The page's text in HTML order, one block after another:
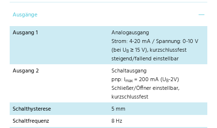
Ausgänge
Ausgang 1
Analogausgang
Strom: 4-20 mA / Spannung: 0-10 V
(bei UB ≥ 15 V), kurzschlussfest
steigend/fallend einstellbar
Ausgang 2
Schaltausgang
pnp: Imax = 200 mA (UB-2V)
Schließer/Öffner einstellbar,
kurzschlussfest
Schalthysterese
5 mm
Schaltfrequenz
8 Hz